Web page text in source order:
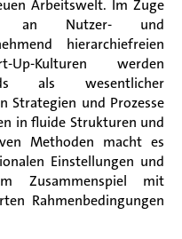
Arbeitswelt. Im Zuge
an Nutzer- und
hierarchiefreien
Kulturen werden
als wesentlicher
Strategien und Prozesse
in fluide Strukturen und
Methoden macht es
Einstellungen und
Zusammenspiel mit
Rahmenbedingungen